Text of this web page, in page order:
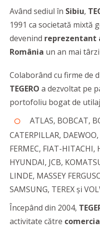
Având sediul în Sibiu,
1991 ca societată mixtă
devenind reprezentant
România un an mai
Colaborând cu firme de
TEGERO a dezvoltat pe
portofoliu bogat de
ATLAS, BOBCAT,
CATERPILLAR,
FERMEC, FIAT-
HYUNDAI, JCB,
LINDE, MASSEY
SAMSUNG, TEREX și
Începând din 2004,
activitate către